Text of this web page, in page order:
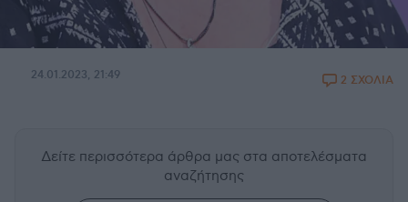
24.01.2023, 21:49 2 ΣΧΟΛΙΑ
Δείτε περισσότερα άρθρα μας στα αποτελέσματα
αναζήτησης